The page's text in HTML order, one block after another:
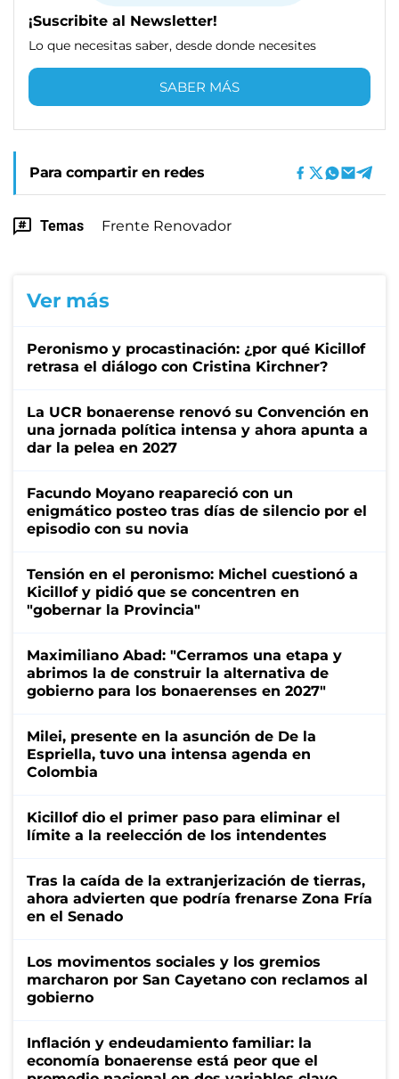
¡Suscribite al Newsletter!
Lo que necesitas saber, desde donde necesites
SABER MÁS
Para compartir en redes
Temas Frente Renovador
Ver más
Peronismo y procastinación: ¿por qué Kicillof
retrasa el diálogo con Cristina Kirchner?
La UCR bonaerense renovó su Convención en
una jornada política intensa y ahora apunta a
dar la pelea en 2027
Facundo Moyano reapareció con un
enigmático posteo tras días de silencio por el
episodio con su novia
Tensión en el peronismo: Michel cuestionó a
Kicillof y pidió que se concentren en
"gobernar la Provincia"
Maximiliano Abad: "Cerramos una etapa y
abrimos la de construir la alternativa de
gobierno para los bonaerenses en 2027"
Milei, presente en la asunción de De la
Espriella, tuvo una intensa agenda en
Colombia
Kicillof dio el primer paso para eliminar el
límite a la reelección de los intendentes
Tras la caída de la extranjerización de tierras,
ahora advierten que podría frenarse Zona Fría
en el Senado
Los movimentos sociales y los gremios
marcharon por San Cayetano con reclamos al
gobierno
Inflación y endeudamiento familiar: la
economía bonaerense está peor que el